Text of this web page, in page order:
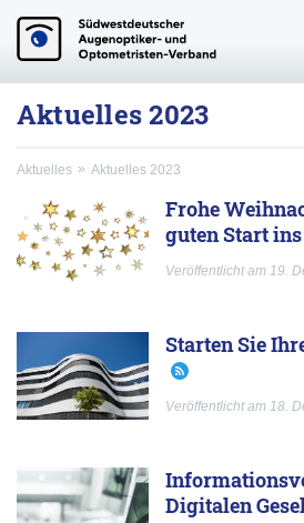
Aktuelles 2023
Aktuelles Aktuelles 2023
Frohe
guten Start
Veröffentlicht am 19.
Starten Sie
Veröffentlicht am 18.
Digitalen